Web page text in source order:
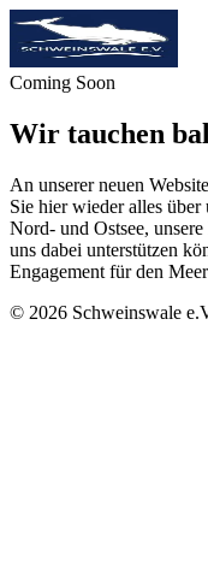
Coming Soon
Wir tauchen
An unserer neuen
Sie hier wieder alles
Nord- und Ostsee,
uns dabei unterstützen
Engagement für den
© 2026 Schweinswale